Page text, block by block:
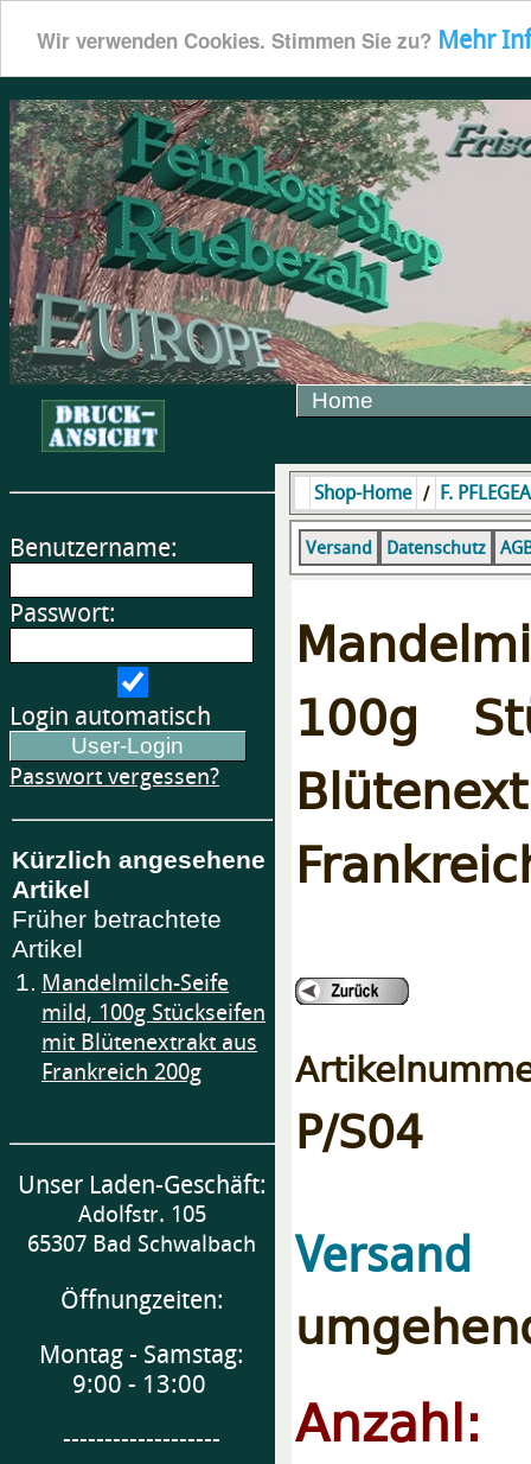
Wir verwenden Cookies. Stimmen Sie zu? Mehr
Home
Benutzername:
Passwort:
Login automatisch
Passwort vergessen?
Kürzlich angesehene
Artikel
Früher betrachtete
Artikel
1. Mandelmilch-Seife
mild, 100g Stückseifen
mit Blütenextrakt aus
Frankreich 200g
Unser Laden-Geschäft:
Adolfstr. 105
65307 Bad Schwalbach
Öffnungzeiten:
Montag - Samstag:
9:00 - 13:00
-------------------
Shop-Home / F.
Versand Datenschutz
100g
P/S04
Versand
Anzahl: